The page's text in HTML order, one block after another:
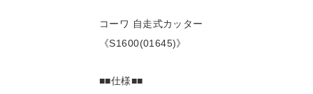
コーワ 自走式カッター
《S1600(01645)》
■■仕様■■